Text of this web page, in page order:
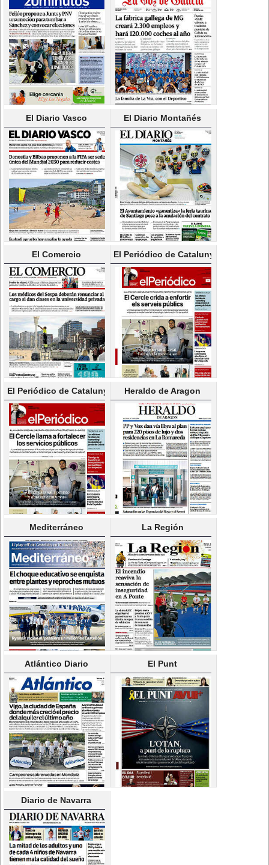
El Diario Vasco El Diario Montañés
El Comercio El Periódico de Catalunya(Català)
El Periódico de Catalunya(Castellano)Heraldo de Aragon
Mediterráneo La Región
Atlántico Diario El Punt
Diario de Navarra